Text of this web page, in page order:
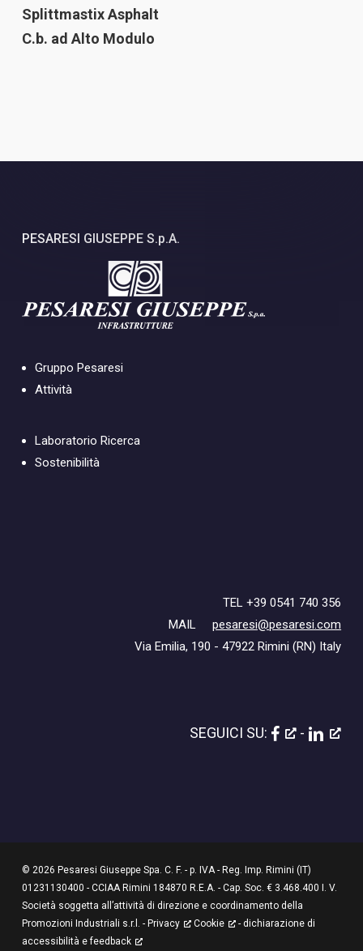
Splittmastix Asphalt
C.b. ad Alto Modulo
PESARESI GIUSEPPE S.p.A.
Gruppo Pesaresi
Attività
Laboratorio Ricerca
Sostenibilità
TEL +39 0541 740 356
MAILpesaresi@pesaresi.com
Via Emilia, 190 - 47922 Rimini (RN) Italy
SEGUICI SU: -
© 2026 Pesaresi Giuseppe Spa. C. F. - p. IVA - Reg. Imp. Rimini (IT)
01231130400 - CCIAA Rimini 184870 R.E.A. - Cap. Soc. € 3.468.400 I. V.
Società soggetta all’attività di direzione e coordinamento della
Promozioni Industriali s.r.l. - Privacy Cookie - dichiarazione di
accessibilità e feedback